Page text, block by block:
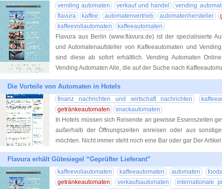
vending automaten verkauf und handel
vending automat
flavura
kaffee automatenvertrieb automatenhersteller
kaffeevollautomaten
kaffeeautomaten
Flavura aus Berlin (www.flavura.de) ist der spezialisierte
und Automatenaufsteller von Kaffeeautomaten und
sind diese ab sofort erhältlich. Vending Automaten
Vending Automaten Alle, die auf der Suche nach
Die Vorteile von Automaten in Hotels
finanz nachrichten und wirtschaft nachrichten
getränkeautomaten
snackautomaten
In Hotels müssen sich Reisende an gewisse Essenszeiten
außerhalb der Öffnungszeiten anreisen oder aus
möchten. Nicht immer steht noch eine Bar oder gar Der
Flavura erhält Gütesiegel “Geprüfter Lieferant”
kaffeevollautomaten kaffeeautomaten automaten
getränkeautomaten
verkaufsautomaten
internationale